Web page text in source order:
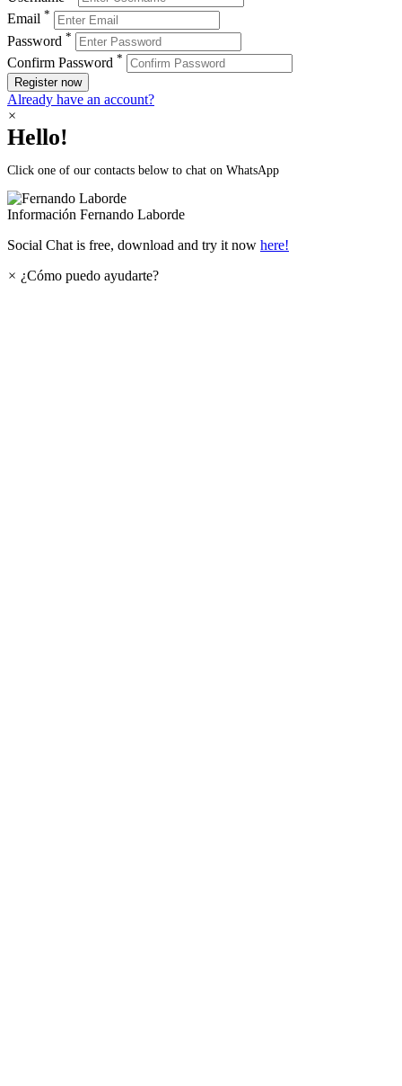
Email *
Password *
Confirm Password *
Register now
Already have an account?
×
Hello!
Click one of our contacts below to chat on WhatsApp
Información Fernando Laborde
Social Chat is free, download and try it now here!
× ¿Cómo puedo ayudarte?